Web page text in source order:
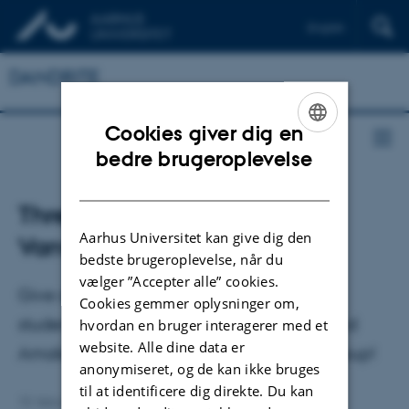
DANDRITE
Three new students at
Vanwalleghem Team
Give a warm welcome to the three new
students Julia Sanchez, Camilla Rahbek and
Amalie Foged in Gilles Vanwelleghems group!
Nikoline Hjortlund Bryder Pedersen
ENGLISH
Cookies giver dig en
bedre brugeroplevelse
Aarhus Universitet kan give dig den
bedste brugeroplevelse, når du
vælger ”Accepter alle” cookies.
Cookies gemmer oplysninger om,
hvordan en bruger interagerer med et
website. Alle dine data er
anonymiseret, og de kan ikke bruges
til at identificere dig direkte. Du kan